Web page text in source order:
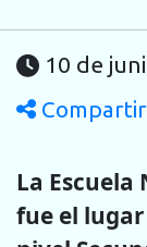
10 de
Compartir
La Escuela
fue el